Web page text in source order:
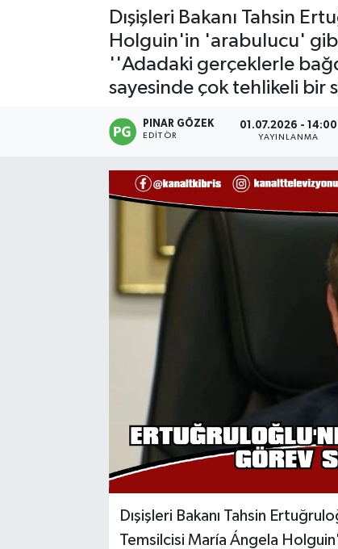
Dışişleri Bakanı Tahsin
Holguin'in 'arabulucu' gibi
''Adadaki gerçeklerle
sayesinde çok tehlikeli bir
PINAR GÖZEK
EDITÖR
01.07.2026 - 14:00
YAYINLANMA
Dışişleri Bakanı Tahsin
Temsilcisi María Ángela